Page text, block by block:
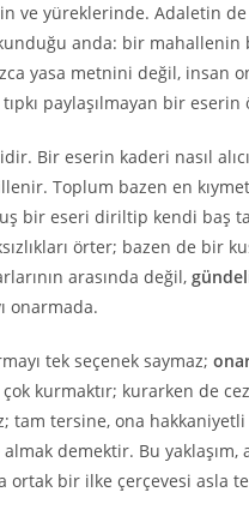
ve yüreklerinde. Adaletin
anda: bir
yasa metnini değil, insan
paylaşılmayan bir
Bir eserin kaderi nasıl
Toplum bazen en
bir eseri diriltip kendi baş
örter; bazen de bir
arasında değil,
onarmada.
tek seçenek saymaz;
kurmaktır; kurarken de
tam tersine, ona
demektir. Bu yaklaşım,
ortak bir ilke çerçevesi asla